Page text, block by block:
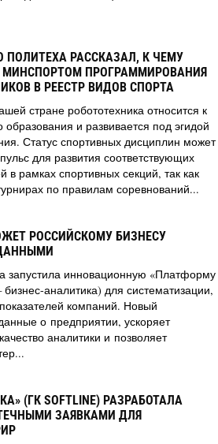
ПОЛИТЕХА РАССКАЗАЛ, К ЧЕМУ
МИНСПОРТОМ ПРОГРАММИРОВАНИЯ
В РЕЕСТР ВИДОВ СПОРТА
стране робототехника относится к
образования и развивается под эгидой
Статус спортивных дисциплин может
для развития соответствующих
рамках спортивных секций, так как
по правилам соревнований...
РОССИЙСКОМУ БИЗНЕСУ
запустила инновационную «Платформу
аналитика) для систематизации,
компаний. Новый
о предприятии, ускоряет
аналитики и позволяет
(ГК SOFTLINE) РАЗРАБОТАЛА
ЗАЯВКАМИ ДЛЯ